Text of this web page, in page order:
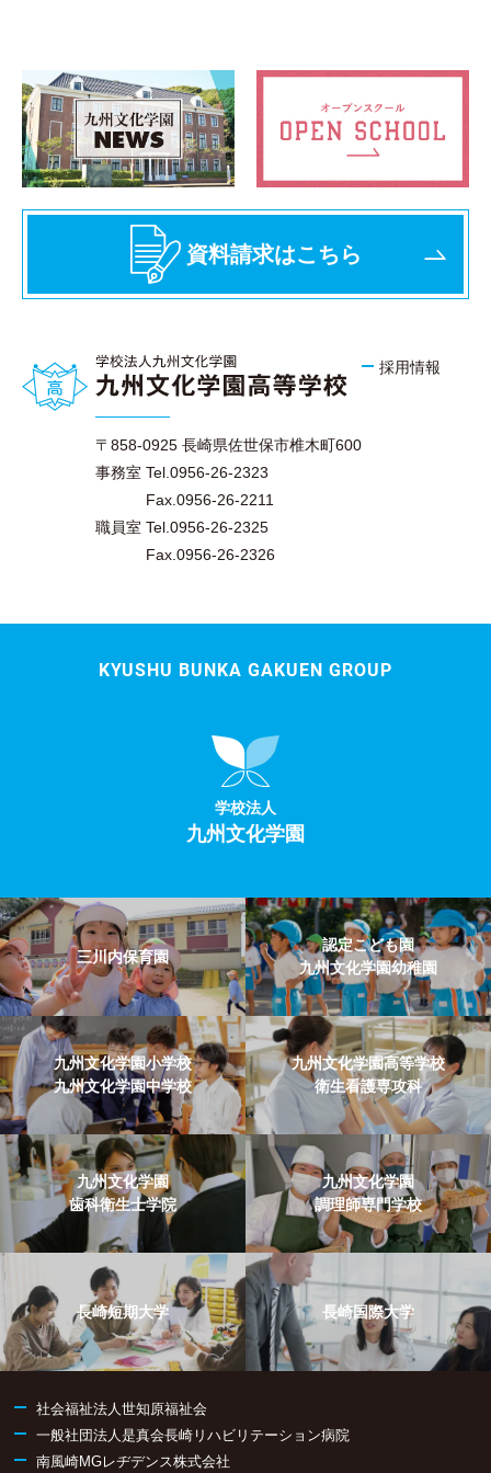
資料請求はこちら
〒858-0925 長崎県佐世保市椎木町600
事務室 Tel.0956-26-2323
Fax.0956-26-2211
職員室 Tel.0956-26-2325
Fax.0956-26-2326
採用情報
KYUSHU BUNKA GAKUEN GROUP
学校法人
九州文化学園
三川内保育園
認定こども園
九州文化学園幼稚園
九州文化学園小学校
九州文化学園中学校
九州文化学園高等学校
衛生看護専攻科
九州文化学園
歯科衛生士学院
九州文化学園
調理師専門学校
長崎短期大学 長崎国際大学
社会福祉法人世知原福祉会
一般社団法人是真会長崎リハビリテーション病院
南風崎MGレヂデンス株式会社